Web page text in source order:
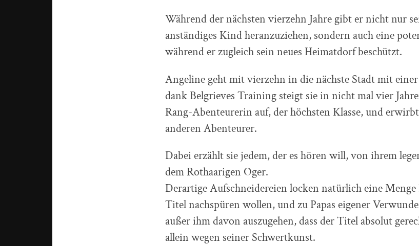
Während der nächsten vierzehn Jahre gibt er nicht nur
anständiges Kind heranzuziehen, sondern auch eine
während er zugleich sein neues Heimatdorf beschützt.
Angeline geht mit vierzehn in die nächste Stadt mit
dank Belgrieves Training steigt sie in nicht mal vier
Rang-Abenteurerin auf, der höchsten Klasse, und
anderen Abenteurer.
Dabei erzählt sie jedem, der es hören will, von ihrem
dem Rothaarigen Oger.
Derartige Aufschneidereien locken natürlich eine Menge
Titel nachspüren wollen, und zu Papas eigener
außer ihm davon auszugehen, dass der Titel absolut
allein wegen seiner Schwertkunst.